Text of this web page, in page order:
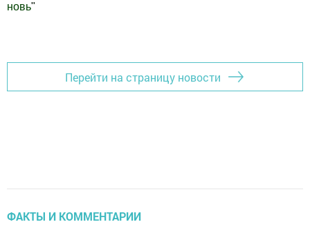
новь"
Перейти на страницу новости
ФАКТЫ И КОММЕНТАРИИ